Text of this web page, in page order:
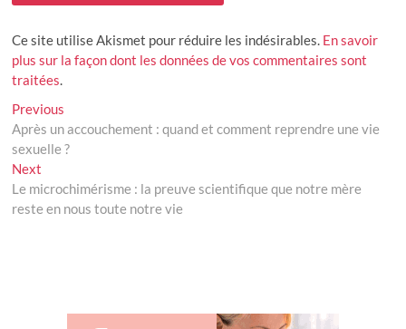
Ce site utilise Akismet pour réduire les indésirables. En savoir
plus sur la façon dont les données de vos commentaires sont
traitées.
Navigation
de
l’article
Previous
post:
Après un accouchement : quand et comment reprendre une vie
sexuelle ?
Next
post:
Le microchimérisme : la preuve scientifique que notre mère
reste en nous toute notre vie